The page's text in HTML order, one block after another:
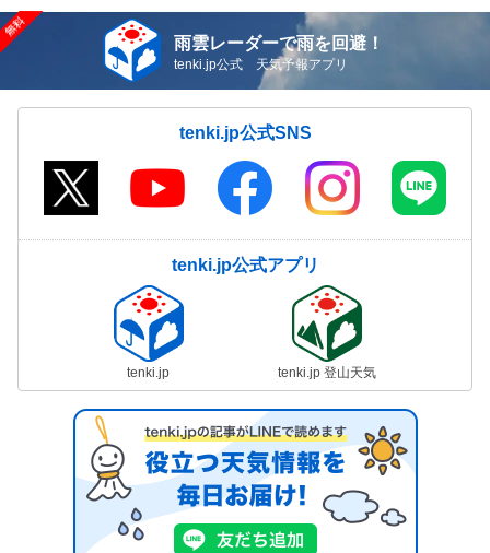
雨雲レーダーで雨を回避！
tenki.jp公式 天気予報アプリ
tenki.jp公式SNS
tenki.jp公式アプリ
tenki.jp tenki.jp 登山天気